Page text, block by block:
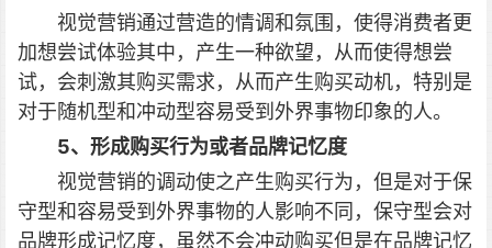
视觉营销通过营造的情调和氛围，使得消费者更
加想尝试体验其中，产生一种欲望，从而使得想尝
试，会刺激其购买需求，从而产生购买动机，特别是
对于随机型和冲动型容易受到外界事物印象的人。
5、形成购买行为或者品牌记忆度
视觉营销的调动使之产生购买行为，但是对于保
守型和容易受到外界事物的人影响不同，保守型会对
品牌形成记忆度，虽然不会冲动购买但是在品牌记忆